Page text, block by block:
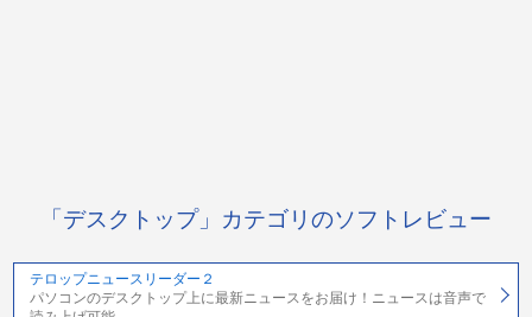
「デスクトップ」カテゴリのソフトレビュー
テロップニュースリーダー２
パソコンのデスクトップ上に最新ニュースをお届け！ニュースは音声で